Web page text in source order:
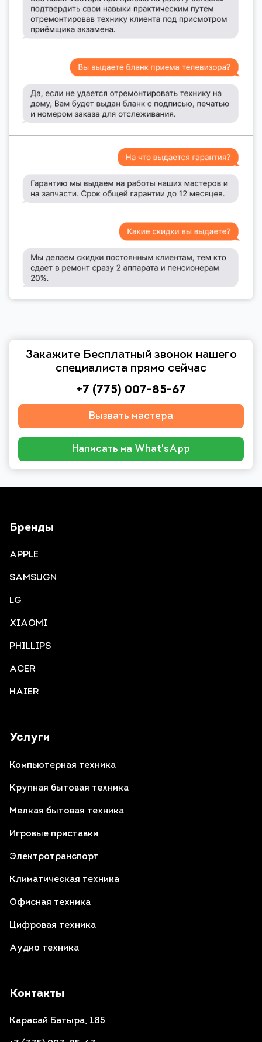
Закажите Бесплатный звонок нашего
специалиста прямо сейчас
+7 (775) 007-85-67
Вызвать мастера
Написать на What'sApp
Контакты
Карасай Батыра, 185
Услуги
Компьютерная техника
Крупная бытовая техника
Мелкая бытовая техника
Игровые приставки
Электротранспорт
Климатическая техника
Офисная техника
Цифровая техника
Аудио техника
Бренды
APPLE
SAMSUGN
LG
XIAOMI
PHILLIPS
ACER
HAIER